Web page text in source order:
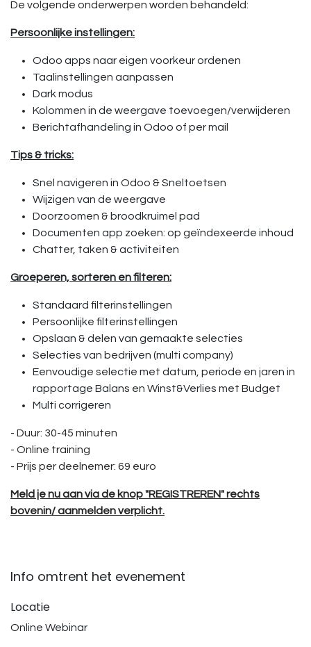
De volgende onderwerpen worden behandeld:
Persoonlijke instellingen:
Odoo apps naar eigen voorkeur ordenen
Taalinstellingen aanpassen
Dark modus
Kolommen in de weergave toevoegen/verwijderen
Berichtafhandeling in Odoo of per mail
Tips & tricks:
Snel navigeren in Odoo & Sneltoetsen
Wijzigen van de weergave
Doorzoomen & broodkruimel pad
Documenten app zoeken: op geïndexeerde inhoud
Chatter, taken & activiteiten
Groeperen, sorteren en filteren:
Standaard filterinstellingen
Persoonlijke filterinstellingen
Opslaan & delen van gemaakte selecties
Selecties van bedrijven (multi company)
Eenvoudige selectie met datum, periode en jaren in
rapportage Balans en Winst&Verlies met Budget
Multi corrigeren
- Duur: 30-45 minuten
- Online training
- Prijs per deelnemer: 69 euro
Meld je nu aan via de knop"REGISTREREN"rechts
bovenin/ aanmelden verplicht.
Info omtrent het evenement
Locatie
Online Webinar